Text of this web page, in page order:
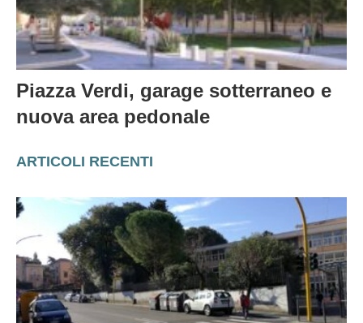
Piazza Verdi, garage sotterraneo e
nuova area pedonale
ARTICOLI RECENTI